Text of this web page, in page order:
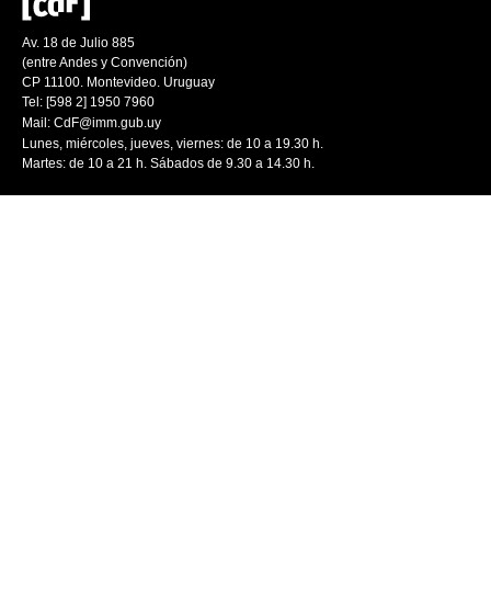
Av. 18 de Julio 885
(entre Andes y Convención)
CP 11100. Montevideo. Uruguay
Tel: [598 2] 1950 7960
Mail: CdF@imm.gub.uy
Lunes, miércoles, jueves, viernes: de 10 a 19.30 h.
Martes: de 10 a 21 h. Sábados de 9.30 a 14.30 h.